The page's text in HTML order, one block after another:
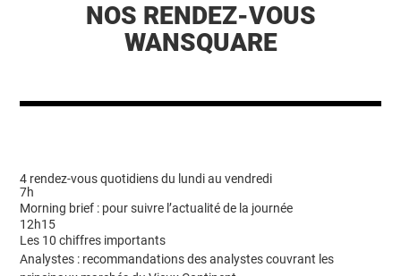
NOS RENDEZ-VOUS
WANSQUARE
4 rendez-vous quotidiens du lundi au vendredi
7h
Morning brief : pour suivre l’actualité de la journée
12h15
Les 10 chiffres importants
Analystes : recommandations des analystes couvrant les